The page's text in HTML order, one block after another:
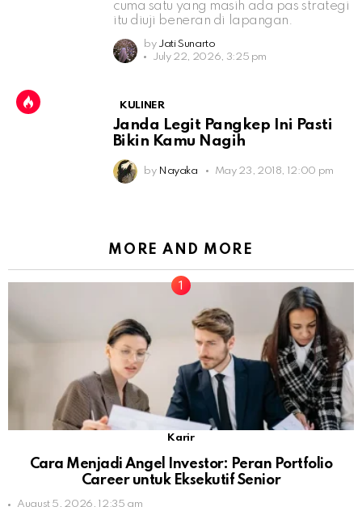
cuma satu yang masih ada pas strategi
itu diuji beneran di lapangan.
by Jati Sunarto
July 22, 2026, 3:25 pm
KULINER
Janda Legit Pangkep Ini Pasti
Bikin Kamu Nagih
by Nayaka May 23, 2018, 12:00 pm
MORE AND MORE
Karir
Cara Menjadi Angel Investor: Peran Portfolio
Career untuk Eksekutif Senior
August 5, 2026, 12:35 am